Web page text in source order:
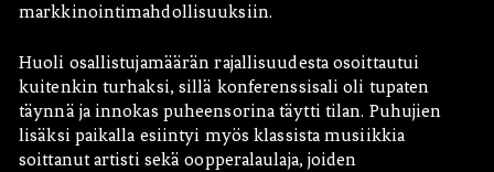
markkinointimahdollisuuksiin.
Huoli osallistujamäärän rajallisuudesta osoittautui
kuitenkin turhaksi, sillä konferenssisali oli tupaten
täynnä ja innokas puheensorina täytti tilan. Puhujien
lisäksi paikalla esiintyi myös klassista musiikkia
soittanut artisti sekä oopperalaulaja, joiden